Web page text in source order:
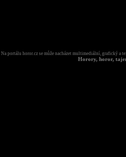
Na portálu horor.cz se může nacházet multimediální, grafický a
Horory, horor,